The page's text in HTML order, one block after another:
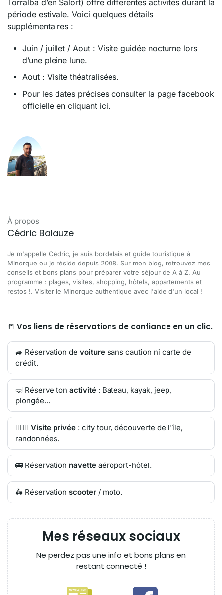
Torralba d’en Salort) offre differentes activités durant la
période estivale. Voici quelques détails
supplémentaires :
Juin / juillet / Aout : Visite guidée nocturne lors
d’une pleine lune.
Aout : Visite théatralisées.
Pour les dates précises consulter la page facebook
officielle en cliquant ici.
À propos
Cédric Balauze
Je m'appelle Cédric, je suis bordelais et guide touristique à
Minorque ou je réside depuis 2008. Sur mon blog, retrouvez mes
conseils et bons plans pour préparer votre séjour de A à Z. Au
programme : plages, visites, shopping, hôtels, appartements et
restos !. Visiter le Minorque authentique avec l'aide d'un local !
📒 Vos liens de réservations de confiance en un clic.
🚙 Réservation de voiture sans caution ni carte de
crédit.
🤿 Réserve ton activité : Bateau, kayak, jeep,
plongée...
🙋🏻‍♂️ Visite privée : city tour, découverte de l'île,
randonnées.
🚌 Réservation navette aéroport-hôtel.
🛵 Réservation scooter / moto.
Mes réseaux sociaux
Ne perdez pas une info et bons plans en
restant connecté !